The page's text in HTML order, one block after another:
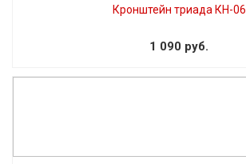
Кронштейн триада КН-06
1 090 руб.